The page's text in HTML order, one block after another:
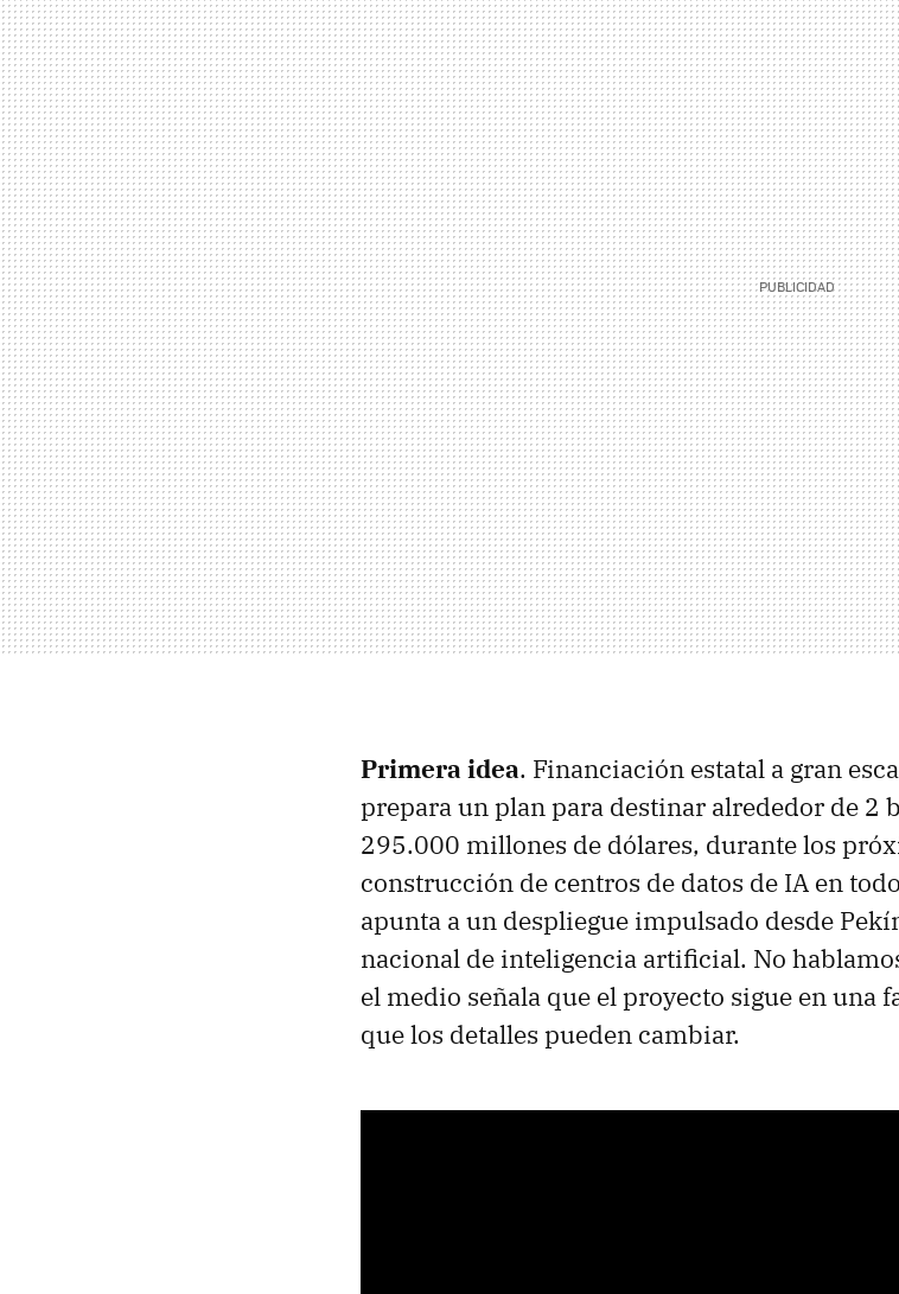
Primera idea. Financiación estatal a gran
prepara un plan para destinar alrededor de 2
295.000 millones de dólares, durante los
construcción de centros de datos de IA en
apunta a un despliegue impulsado desde
nacional de inteligencia artificial. No
el medio señala que el proyecto sigue en una
que los detalles pueden cambiar.